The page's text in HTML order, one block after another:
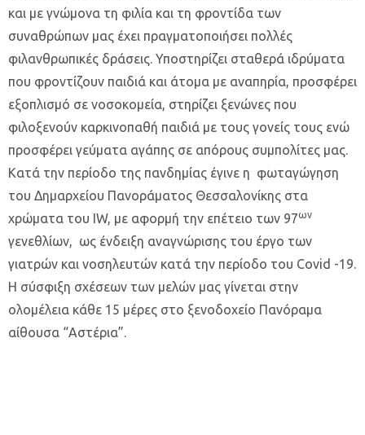
και με γνώμονα τη φιλία και τη φροντίδα των
συναθρώπων μας έχει πραγματοποιήσει πολλές
φιλανθρωπικές δράσεις. Υποστηρίζει σταθερά ιδρύματα
που φροντίζουν παιδιά και άτομα με αναπηρία, προσφέρει
εξοπλισμό σε νοσοκομεία, στηρίζει ξενώνες που
φιλοξενούν καρκινοπαθή παιδιά με τους γονείς τους ενώ
προσφέρει γεύματα αγάπης σε απόρους συμπολίτες μας.
Κατά την περίοδο της πανδημίας έγινε η φωταγώγηση
του Δημαρχείου Πανοράματος Θεσσαλονίκης στα
χρώματα του ΙW, με αφορμή την επέτειο των 97ων
γενεθλίων, ως ένδειξη αναγνώρισης του έργο των
γιατρών και νοσηλευτών κατά την περίοδο του Covid -19.
Η σύσφιξη σχέσεων των μελών μας γίνεται στην
ολομέλεια κάθε 15 μέρες στο ξενοδοχείο Πανόραμα
αίθουσα “Αστέρια”.